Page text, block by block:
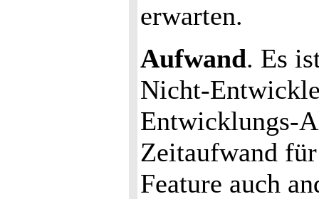
erwarten.
Aufwand. Es
Nicht-
Entwicklungs-
Zeitaufwand
Feature auch